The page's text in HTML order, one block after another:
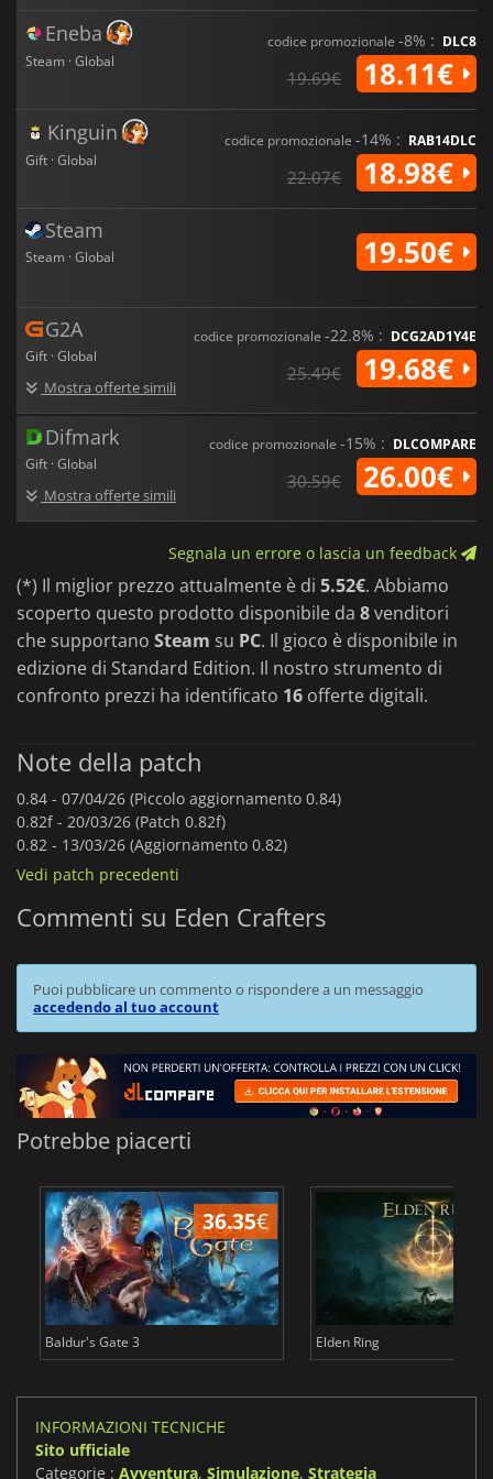
Eneba
Steam · Global
codice promozionale -8% : DLC8
19.69€ 18.11€
Kinguin
Gift · Global
codice promozionale -14% : RAB14DLC
22.07€ 18.98€
Steam
Steam · Global 19.50€
G2A
Gift · Global
Mostra offerte simili
codice promozionale -22.8% : DCG2AD1Y4E
25.49€ 19.68€
Difmark
Gift · Global
Mostra offerte simili
codice promozionale -15% : DLCOMPARE
30.59€ 26.00€
Segnala un errore o lascia un feedback
(*) Il miglior prezzo attualmente è di 5.52€. Abbiamo
scoperto questo prodotto disponibile da 8venditori
che supportano Steam su PC. Il gioco è disponibile in
edizione di Standard Edition. Il nostro strumento di
confronto prezzi ha identificato 16 offerte digitali.
Note della patch
0.84 - 07/04/26 (Piccolo aggiornamento 0.84)
0.82f - 20/03/26 (Patch 0.82f)
0.82 - 13/03/26 (Aggiornamento 0.82)
Vedi patch precedenti
Commenti su Eden Crafters
Puoi pubblicare un commento o rispondere a un messaggio
accedendo al tuo account
Potrebbe piacerti
36.35€
Baldur's Gate 3 Elden Ring
INFORMAZIONI TECNICHE
Sito ufficiale
Categorie : Avventura, Simulazione, Strategia